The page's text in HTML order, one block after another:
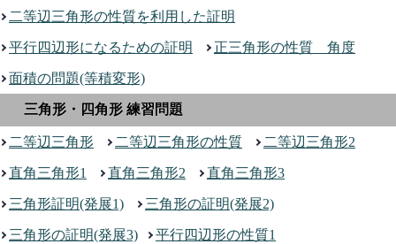
二等辺三角形の性質を利用した証明
平行四辺形になるための証明 正三角形の性質 角度
面積の問題(等積変形)
三角形・四角形 練習問題
二等辺三角形 二等辺三角形の性質 二等辺三角形2
直角三角形1 直角三角形2 直角三角形3
三角形証明(発展1) 三角形の証明(発展2)
三角形の証明(発展3) 平行四辺形の性質1